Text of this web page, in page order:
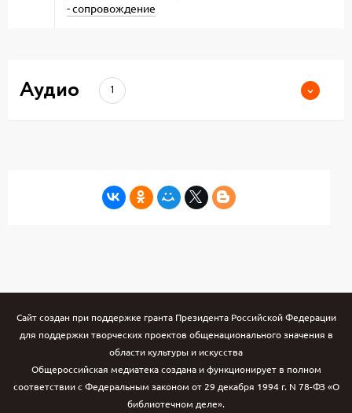
- сопровождение
Аудио 1
Сайт создан при поддержке гранта Президента Российской Федерации
для поддержки творческих проектов общенационального значения в
области культуры и искусства
Общероссийская медиатека создана и функционирует в полном
соответствии с Федеральным законом от 29 декабря 1994 г. N 78-ФЗ «О
библиотечном деле».